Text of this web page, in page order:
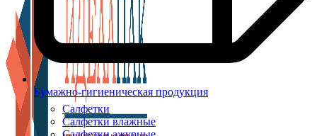
Бумажно-гигиеническая продукция
Салфетки
Салфетки влажные